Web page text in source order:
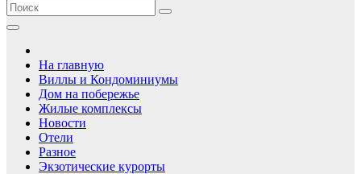
На главную
Виллы и Кондоминиумы
Дом на побережье
Жилые комплексы
Новости
Отели
Разное
Экзотические курорты